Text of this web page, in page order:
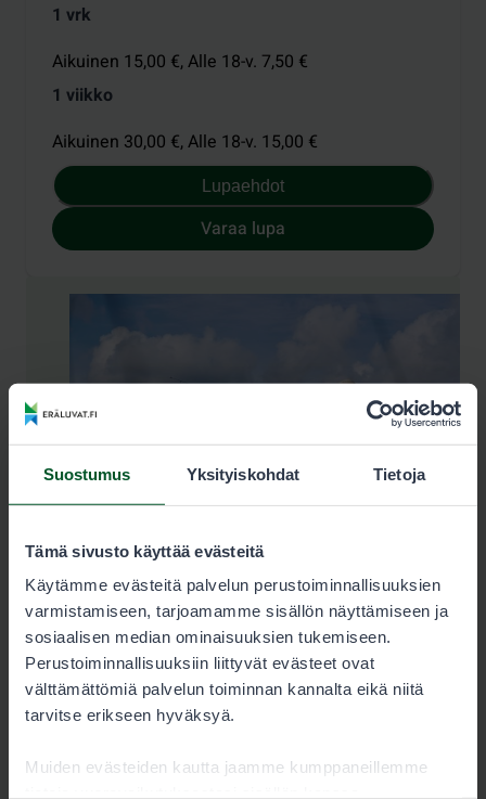
Suostumus Yksityiskohdat Tietoja
Tämä sivusto käyttää evästeitä
Käytämme evästeitä palvelun perustoiminnallisuuksien
varmistamiseen, tarjoamamme sisällön näyttämiseen ja
sosiaalisen median ominaisuuksien tukemiseen.
Perustoiminnallisuuksiin liittyvät evästeet ovat
välttämättömiä palvelun toiminnan kannalta eikä niitä
tarvitse erikseen hyväksyä.
Muiden evästeiden kautta jaamme kumppaneillemme
1 vrk
Aikuinen 15,00 €,Alle 18-v. 7,50 €
1 viikko
Aikuinen 30,00 €,Alle 18-v. 15,00 €
Lupaehdot
Varaa lupa
Muista kalastonhoitomaksu!
Kalastonhoitomaksu on kalastajan pakollinen
viehekalastajan tulee maksaa. Poikkeuksena
ovat kalastajat, jotka ovat ehtineet täyttää